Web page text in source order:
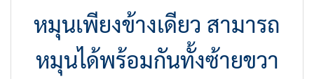
หมุนเพียงข้างเดียว สามารถ
หมุนได้พร้อมกันทั้งซ้ายขวา